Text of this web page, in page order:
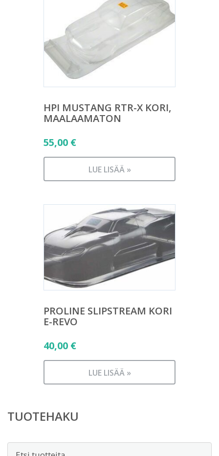
HPI MUSTANG RTR-X KORI,
MAALAAMATON
55,00 €
LUE LISÄÄ »
PROLINE SLIPSTREAM KORI
E-REVO
40,00 €
LUE LISÄÄ »
TUOTEHAKU